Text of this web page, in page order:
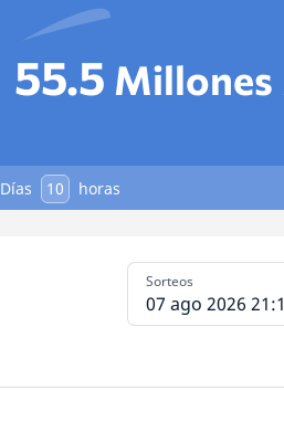
55.5 Millones
Días 10 horas
Sorteos
07 ago 2026